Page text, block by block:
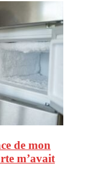
de mon
m’avait